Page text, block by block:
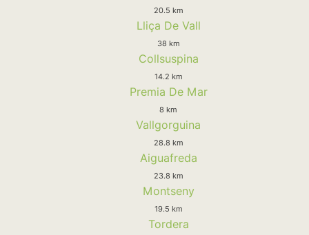
20.5 km
Lliça De Vall
38 km
Collsuspina
14.2 km
Premia De Mar
8 km
Vallgorguina
28.8 km
Aiguafreda
23.8 km
Montseny
19.5 km
Tordera